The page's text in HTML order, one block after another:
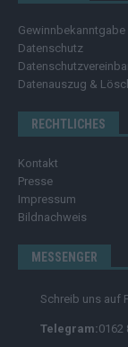
Gewinnbekanntgabe
Datenschutz
Datenauszug &
RECHTLICHES
Kontakt
Presse
Impressum
Bildnachweis
MESSENGER
Schreib uns auf
Telegram:0162